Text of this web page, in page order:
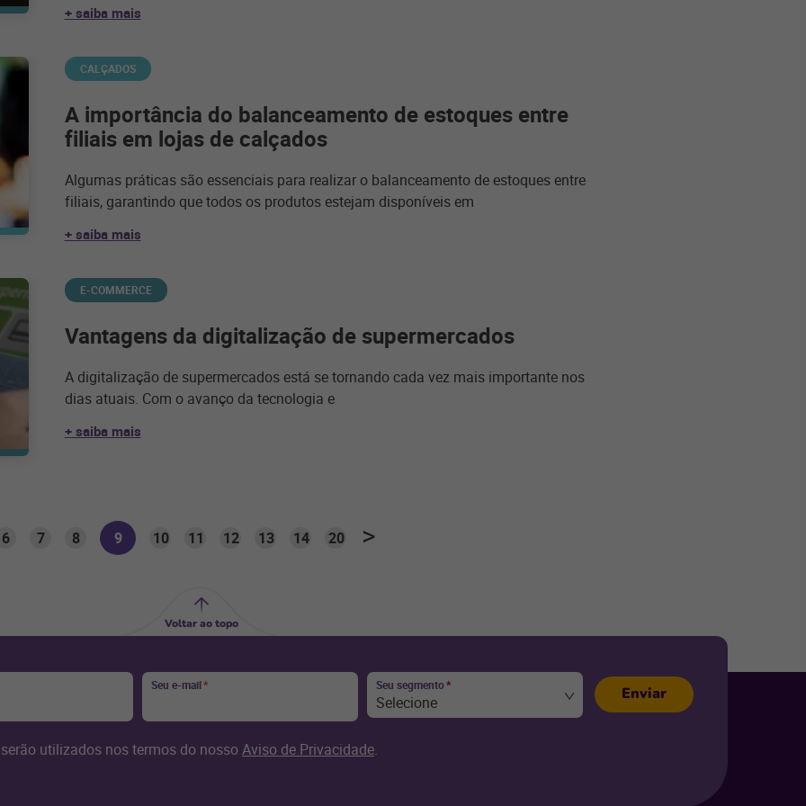
+ saiba mais
CALÇADOS
A importância do balanceamento de estoques entre
filiais em lojas de calçados
Algumas práticas são essenciais para realizar o balanceamento de estoques entre
filiais, garantindo que todos os produtos estejam disponíveis em
+ saiba mais
E-COMMERCE
Vantagens da digitalização de supermercados
A digitalização de supermercados está se tornando cada vez mais importante nos
dias atuais. Com o avanço da tecnologia e
+ saiba mais
6 7 8 9 10 11 12 13 14 20
Voltar ao topo
Seu e-mail* Seu segmento*
Selecione
utilizados nos termos do nossoAviso de Privacidade.
Enviar